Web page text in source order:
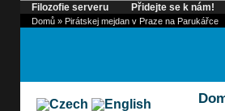
Filozofie serveru Přidejte se k nám!
Domů» Pirátskej mejdan v Praze na Parukářce